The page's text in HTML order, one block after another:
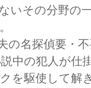
いその分野の
の名探偵要・
中の犯人が仕
を駆使して解